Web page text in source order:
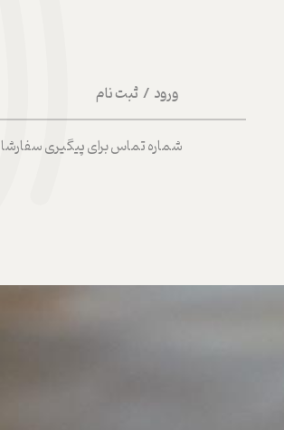
ورود / ثبت نام
حساب کاربری من
تغییر گذر واژه
شماره تماس برای پیگیری سفارشات :